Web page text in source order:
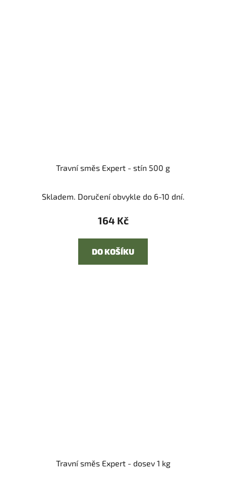
Travní směs Expert - stín 500 g
Skladem. Doručení obvykle do 6-10 dní.
164 Kč
DO KOŠÍKU
Travní směs Expert - dosev 1 kg